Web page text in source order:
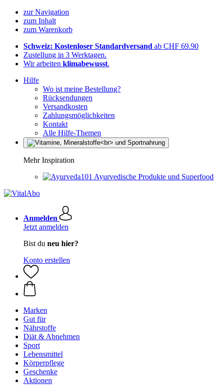
zur Navigation
zum Inhalt
zum Warenkorb
Schweiz: Kostenloser Standardversand ab CHF 69.90
Zustellung in 3 Werktagen.
Wir arbeiten klimabewusst.
Hilfe
Wo ist meine Bestellung?
Rücksendungen
Versandkosten
Zahlungsmöglichkeiten
Kontakt
Alle Hilfe-Themen
Mehr Inspiration
Ayurvedische Produkte und Superfood
Anmelden
Jetzt anmelden
Bist du neu hier?
Konto erstellen
Marken
Gut für
Nährstoffe
Diät & Abnehmen
Sport
Lebensmittel
Körperpflege
Geschenke
Aktionen